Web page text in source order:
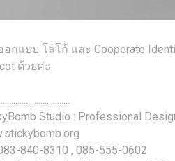
อกแบบ โลโก้ และ Cooperate
ด้วยค่ะ
Studio : Professional
840-8310 , 085-555-0602